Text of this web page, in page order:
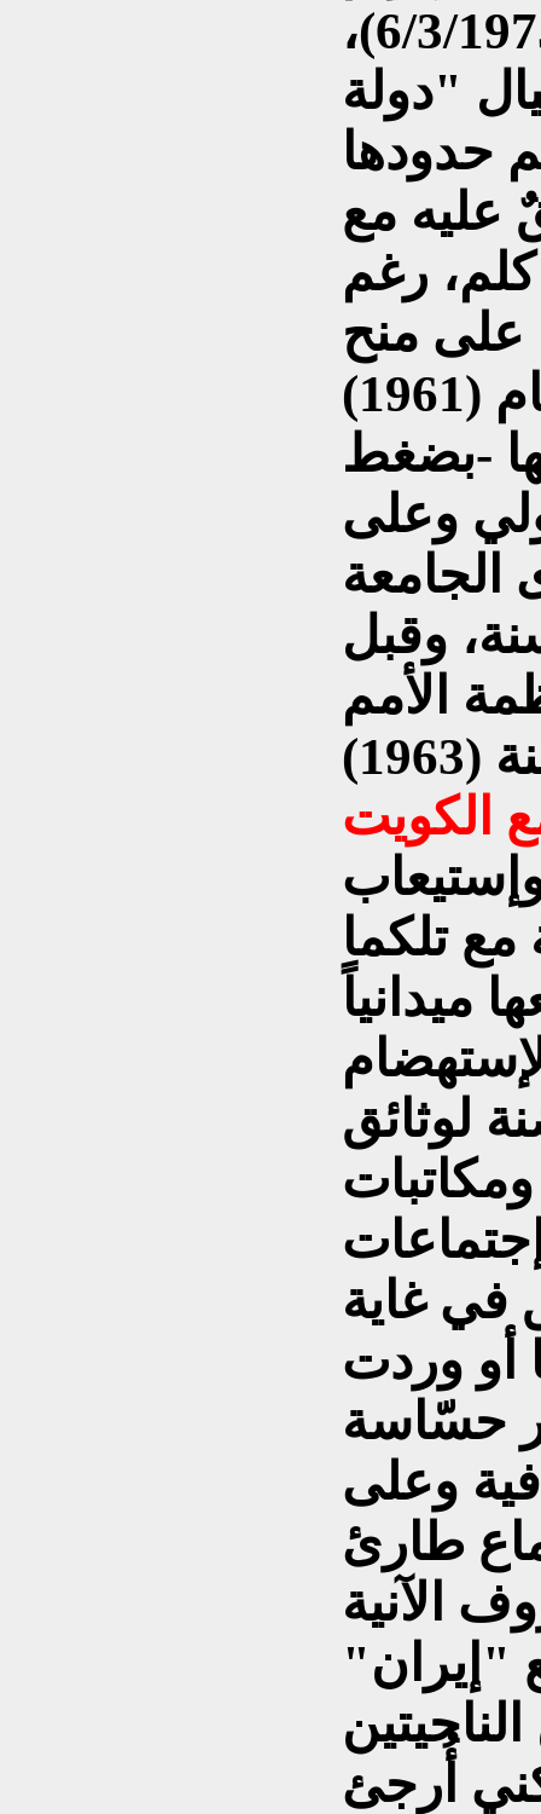
"إتفاقية الجزائر" في (6/3/1975)،
"دولة
حدودها
عليه مع
بواقع (230) كلم، رغم
سنة على منح
"بريطانيا" إستقلالها عام (1961)
-بضغط
وعلى
وقبل
الأمم
الكويت
تلكما
ميدانياً
لوثائق
في غاية
أو وردت
حسّاسة
وعلى
طارئ
"إيران"
أُرجئ